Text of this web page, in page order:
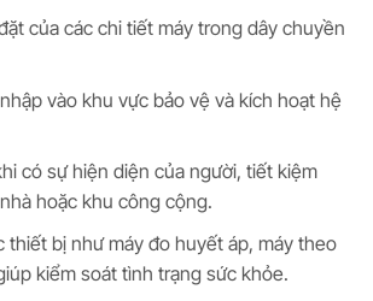
của các chi tiết máy trong dây chuyền
vào khu vực bảo vệ và kích hoạt hệ
có sự hiện diện của người, tiết kiệm
hoặc khu công cộng.
thiết bị như máy đo huyết áp, máy theo
kiểm soát tình trạng sức khỏe.